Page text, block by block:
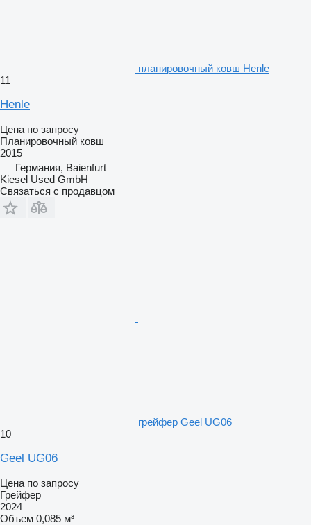
планировочный ковш Henle
11
Henle
Цена по запросу
Планировочный ковш
2015
Германия, Baienfurt
Kiesel Used GmbH
Связаться с продавцом
грейфер Geel UG06
10
Geel UG06
Цена по запросу
Грейфер
2024
Объем 0,085 м³